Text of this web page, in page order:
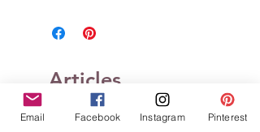
Articles
similaires
Email Facebook Instagram Pinterest